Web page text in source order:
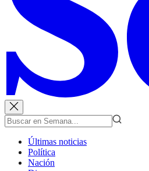
Últimas noticias
Política
Nación